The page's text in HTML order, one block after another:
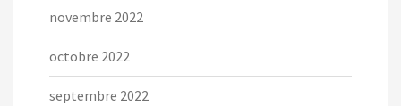
novembre 2022
octobre 2022
septembre 2022